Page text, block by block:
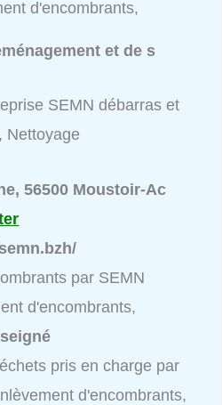
d'encombrants,
et de s
SEMN débarras et
Nettoyage
56500 Moustoir-Ac
par SEMN
d'encombrants,
pris en charge par
d'encombrants,